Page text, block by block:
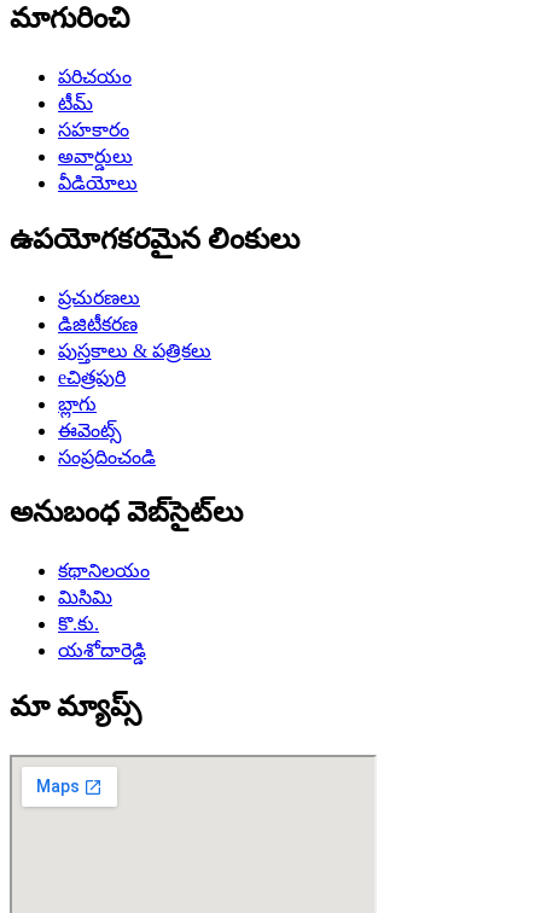
మాగురించి
పరిచయం
టీమ్
సహకారం
అవార్డులు
వీడియోలు
ఉపయోగకరమైన లింకులు
ప్రచురణలు
డిజిటీకరణ
పుస్తకాలు & పత్రికలు
eచిత్రపురి
బ్లాగు
ఈవెంట్స్
సంప్రదించండి
అనుబంధ వెబ్‌సైట్‌లు
కథానిలయం
మిసిమి
కొ.కు.
యశోదారెడ్డి
మా మ్యాప్స్